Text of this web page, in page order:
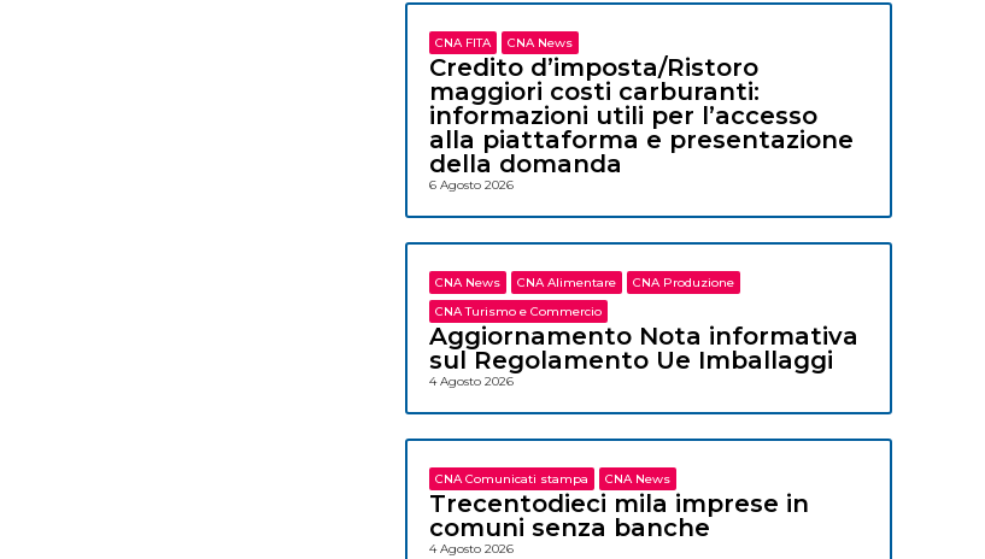
CNA FITA CNA News
Credito d’imposta/Ristoro
maggiori costi carburanti:
informazioni utili per l’accesso
alla piattaforma e presentazione
della domanda
6 Agosto 2026
CNA News CNA Alimentare
CNA Produzione
CNA Turismo e Commercio
Aggiornamento Nota informativa
sul Regolamento Ue Imballaggi
4 Agosto 2026
CNA Comunicati stampa CNA News
Trecentodieci mila imprese in
comuni senza banche
4 Agosto 2026